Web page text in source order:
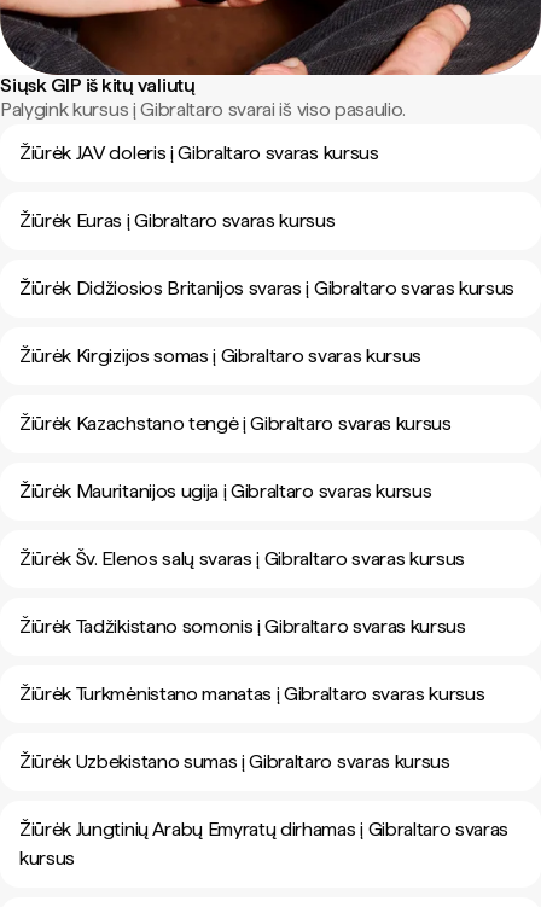
Siųsk GIP iš kitų valiutų
Palygink kursus į Gibraltaro svarai iš viso pasaulio.
Žiūrėk JAV doleris į Gibraltaro svaras kursus
Žiūrėk Euras į Gibraltaro svaras kursus
Žiūrėk Didžiosios Britanijos svaras į Gibraltaro svaras kursus
Žiūrėk Kirgizijos somas į Gibraltaro svaras kursus
Žiūrėk Kazachstano tengė į Gibraltaro svaras kursus
Žiūrėk Mauritanijos ugija į Gibraltaro svaras kursus
Žiūrėk Šv. Elenos salų svaras į Gibraltaro svaras kursus
Žiūrėk Tadžikistano somonis į Gibraltaro svaras kursus
Žiūrėk Turkmėnistano manatas į Gibraltaro svaras kursus
Žiūrėk Uzbekistano sumas į Gibraltaro svaras kursus
Žiūrėk Jungtinių Arabų Emyratų dirhamas į Gibraltaro svaras
kursus